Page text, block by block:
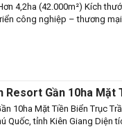
4,2ha (42.000m²) Kích
công nghiệp – thương mại
Resort Gần 10ha
10ha Mặt Tiền Biển Trục
Quốc, tỉnh Kiên Giang Diện